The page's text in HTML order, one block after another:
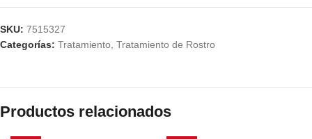
SKU: 7515327
Categorías: Tratamiento Tratamiento de Rostro
Productos relacionados